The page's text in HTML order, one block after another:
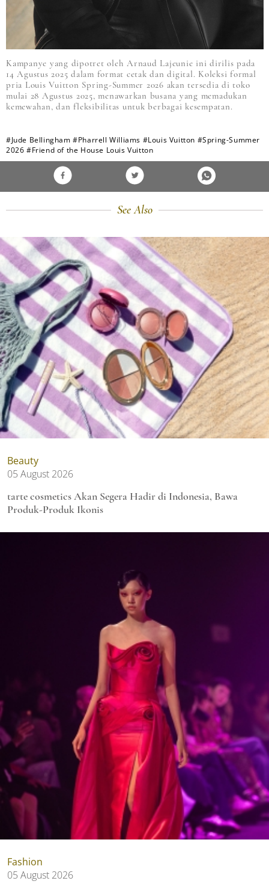
Kampanye yang dipotret oleh Arnaud Lajeunie ini dirilis pada
14 Agustus 2025 dalam format cetak dan digital. Koleksi formal
pria Louis Vuitton Spring-Summer 2026 akan tersedia di toko
mulai 28 Agustus 2025, menawarkan busana yang memadukan
kemewahan, dan fleksibilitas untuk berbagai kesempatan.
#Jude Bellingham #Pharrell Williams #Louis Vuitton #Spring-Summer
2026 #Friend of the House Louis Vuitton
See Also
Beauty
05 August 2026
tarte cosmetics Akan Segera Hadir di Indonesia, Bawa
Produk-Produk Ikonis
Fashion
05 August 2026